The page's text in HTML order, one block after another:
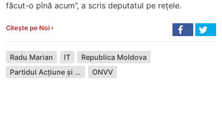
făcut-o pînă acum”, a scris deputatul pe rețele.
Citește pe Noi ›
Radu Marian IT
Republica Moldova
Partidul Acțiune și Solidaritate
ONVV